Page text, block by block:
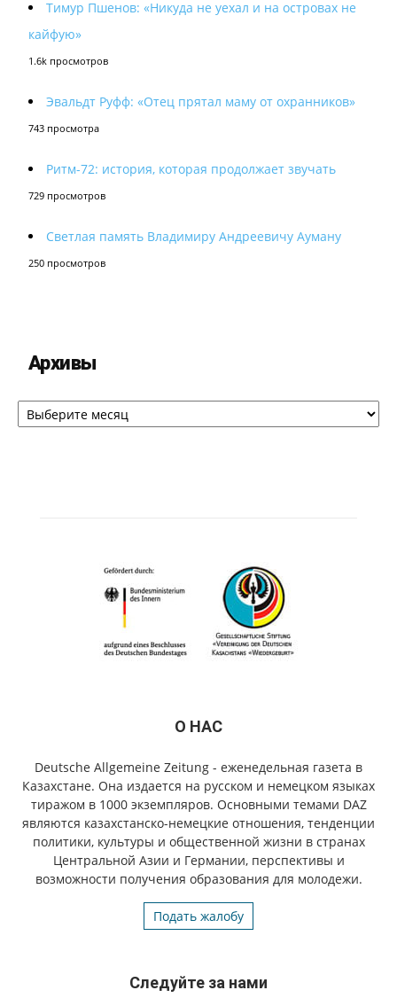
Тимур Пшенов: «Никуда не уехал и на островах не
кайфую»
1.6k просмотров
Эвальдт Руфф: «Отец прятал маму от охранников»
743 просмотра
Ритм-72: история, которая продолжает звучать
729 просмотров
Светлая память Владимиру Андреевичу Ауману
250 просмотров
Архивы
Архивы
О НАС
Deutsche Allgemeine Zeitung - еженедельная газета в
Казахстане. Она издается на русском и немецком языках
тиражом в 1000 экземпляров. Основными темами DAZ
являются казахстанско-немецкие отношения, тенденции
политики, культуры и общественной жизни в странах
Центральной Азии и Германии, перспективы и
возможности получения образования для молодежи.
Подать жалобу
Следуйте за нами